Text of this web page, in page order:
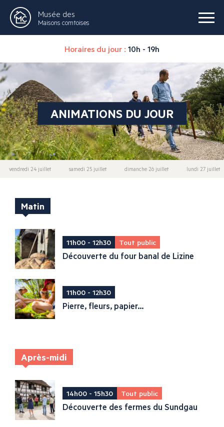
Musée des
Maisons comtoises
Horaires du jour : 10h - 19h
ANIMATIONS DU JOUR
vendredi 24 juillet samedi 25 juillet dimanche 26 juillet lundi 27 juillet
Matin
11h00 - 12h30 Tout public
Découverte du four banal de Lizine
11h00 - 12h30
Pierre, fleurs, papier...
Après-midi
14h00 - 15h30 Tout public
Découverte des fermes du Sundgau